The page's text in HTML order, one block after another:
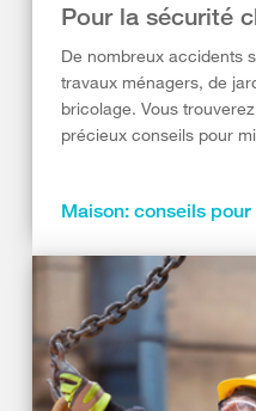
Pour la sécurité
De nombreux accidents
travaux ménagers, de
bricolage. Vous
précieux conseils pour
Maison: conseils